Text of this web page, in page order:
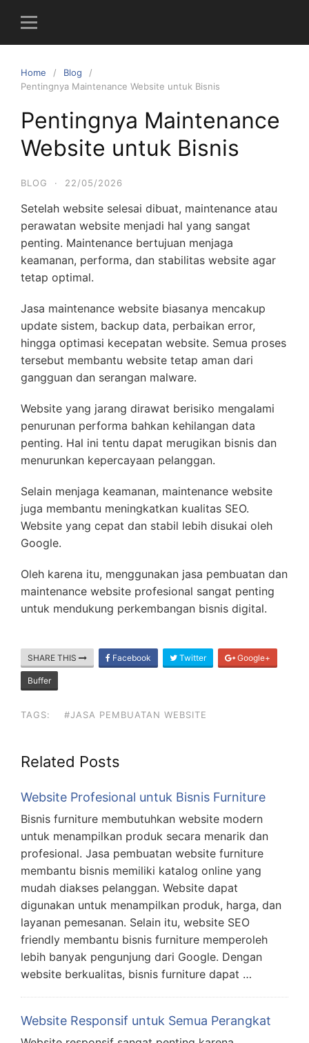
i
Home
Blog
Pentingnya Maintenance Website untuk Bisnis
Pentingnya Maintenance
Website untuk Bisnis
BLOG · 22/05/2026
Setelah website selesai dibuat, maintenance atau
perawatan website menjadi hal yang sangat
penting. Maintenance bertujuan menjaga
keamanan, performa, dan stabilitas website agar
tetap optimal.
Jasa maintenance website biasanya mencakup
update sistem, backup data, perbaikan error,
hingga optimasi kecepatan website. Semua proses
tersebut membantu website tetap aman dari
gangguan dan serangan malware.
Website yang jarang dirawat berisiko mengalami
penurunan performa bahkan kehilangan data
penting. Hal ini tentu dapat merugikan bisnis dan
menurunkan kepercayaan pelanggan.
Selain menjaga keamanan, maintenance website
juga membantu meningkatkan kualitas SEO.
Website yang cepat dan stabil lebih disukai oleh
Google.
Oleh karena itu, menggunakan jasa pembuatan dan
maintenance website profesional sangat penting
untuk mendukung perkembangan bisnis digital.
SHARE THIS Facebook Twitter Google+
Buffer
TAGS: #JASA PEMBUATAN WEBSITE
Related Posts
Website Profesional untuk Bisnis Furniture
Bisnis furniture membutuhkan website modern
untuk menampilkan produk secara menarik dan
profesional. Jasa pembuatan website furniture
membantu bisnis memiliki katalog online yang
mudah diakses pelanggan. Website dapat
digunakan untuk menampilkan produk, harga, dan
layanan pemesanan. Selain itu, website SEO
friendly membantu bisnis furniture memperoleh
lebih banyak pengunjung dari Google. Dengan
website berkualitas, bisnis furniture dapat …
Website Responsif untuk Semua Perangkat